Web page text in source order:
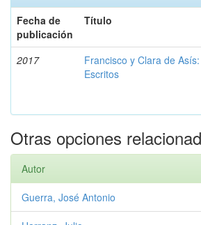
Fecha de
publicación
Título
2017
Francisco y Clara de Asís:
Escritos
Otras opciones
Autor
Guerra, José Antonio